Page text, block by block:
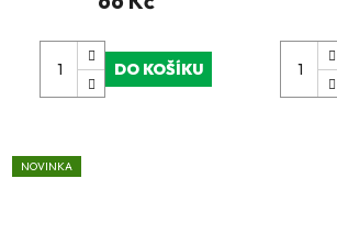
DO KOŠÍKU
NOVINKA